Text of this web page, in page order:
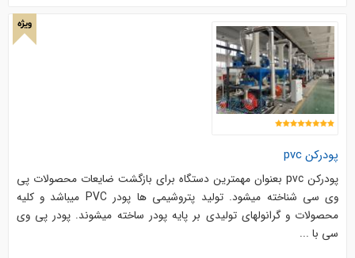
ویژه
پودرکن pvc
پودرکن pvc بعنوان مهمترین دستگاه برای بازگشت ضایعات محصولات پی
وی سی شناخته میشود. تولید پتروشیمی ها پودر PVC میباشد و کلیه
محصولات و گرانولهای تولیدی بر پایه پودر ساخته میشوند. پودر پی وی
سی با ...